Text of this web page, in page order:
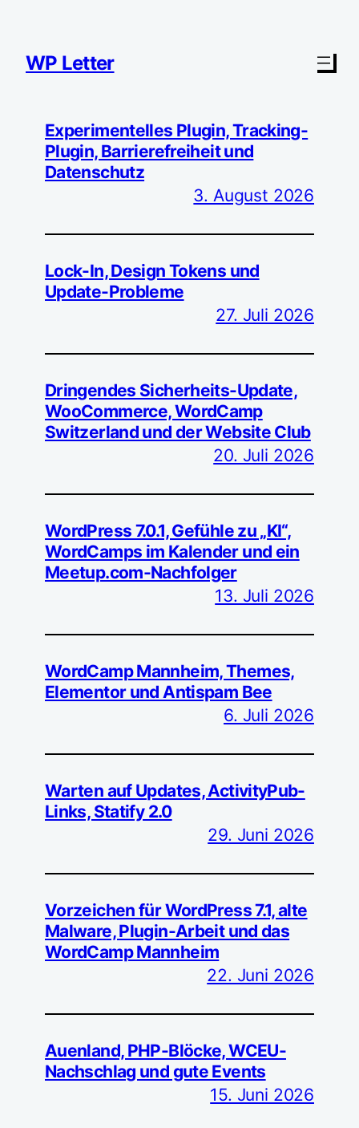
springen
WP Letter
Experimentelles Plugin, Tracking-
Plugin, Barrierefreiheit und
Datenschutz
3. August 2026
Lock-In, Design Tokens und
Update-Probleme
27. Juli 2026
Dringendes Sicherheits-Update,
WooCommerce, WordCamp
Switzerland und der Website Club
20. Juli 2026
WordPress 7.0.1, Gefühle zu „KI“,
WordCamps im Kalender und ein
Meetup.com-Nachfolger
13. Juli 2026
WordCamp Mannheim, Themes,
Elementor und Antispam Bee
6. Juli 2026
Warten auf Updates, ActivityPub-
Links, Statify 2.0
29. Juni 2026
Vorzeichen für WordPress 7.1, alte
Malware, Plugin-Arbeit und das
WordCamp Mannheim
22. Juni 2026
Auenland, PHP-Blöcke, WCEU-
Nachschlag und gute Events
15. Juni 2026